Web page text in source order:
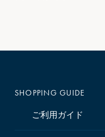
SHOPPING GUIDE
ご利用ガイド